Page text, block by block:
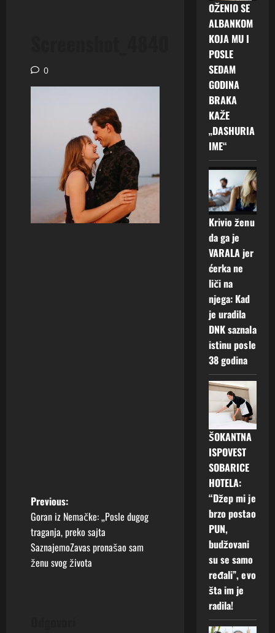
0
P
o
s
Previous:
Goran iz Nemačke: „Posle dugog
traganja, preko sajta
SaznajemoZavas pronašao sam
ženu svog života
OŽENIO SE
ALBANKOM
KOJA MU I
POSLE
SEDAM
GODINA
BRAKA
KAŽE
„DASHURIA
IME“
Krivio ženu
da ga je
VARALA jer
ćerka ne
liči na
njega: Kad
je uradila
DNK saznala
istinu posle
38 godina
ŠOKANTNA
ISPOVEST
SOBARICE
HOTELA:
“Džep mi je
brzo postao
PUN,
budžovani
su se samo
ređali”, evo
šta im je
radila!